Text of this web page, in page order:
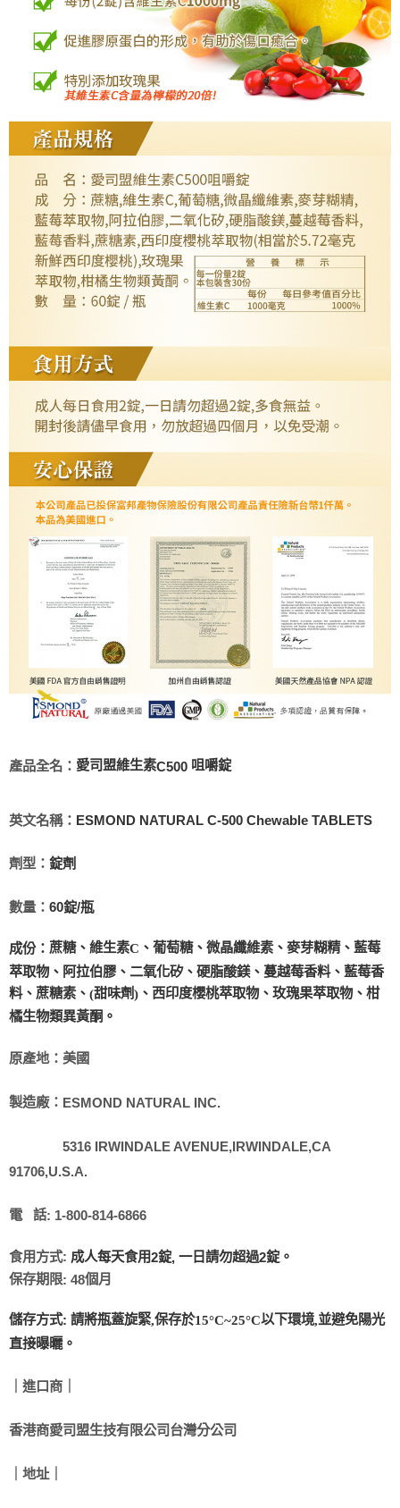
產品全名： 愛司盟維生素C500 咀嚼錠
英文名稱： ESMOND NATURAL C-500 Chewable TABLETS
劑型： 錠劑
數量： 60錠/瓶
成份： 蔗糖、維生素C 、葡萄糖、微晶纖維素、麥芽糊精、藍莓
萃取物、阿拉伯膠、二氧化矽、硬脂酸鎂、蔓越莓香料、藍莓香
料、蔗糖素、 (甜味劑) 、西印度櫻桃萃取物、玫瑰果萃取物、柑
橘生物類異黃酮。
原產地：美國
製造廠： ESMOND NATURAL INC.
5316 IRWINDALE AVENUE,IRWINDALE,CA
91706,U.S.A.
電 話: 1-800-814-6866
食用方式: 成人每天食用2錠, 一日請勿超過2錠。
保存期限: 48個月
儲存方式: 請將瓶蓋旋緊,保存於15°C~25°C以下環境,並避免陽光
直接曝曬。
｜進口商｜
香港商愛司盟生技有限公司台灣分公司
｜地址｜